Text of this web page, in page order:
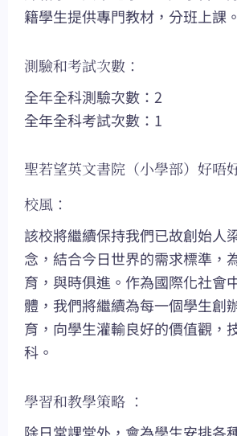
籍學生提供專門教材，分班上課。
測驗和考試次數：
全年全科測驗次數：2
全年全科考試次數：1
聖若望英文書院（小學部）好唔
校風：
該校將繼續保持我們已故創始人
念，結合今日世界的需求標準，
育，與時俱進。作為國際化社會
體，我們將繼續為每一個學生創
育，向學生灌輸良好的價值觀，
科。
學習和教學策略 ：
除日常課堂外，會為學生安排各